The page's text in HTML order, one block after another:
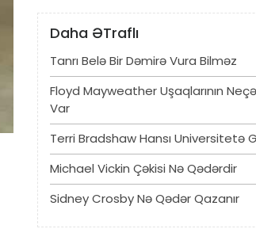
Daha ƏTraflı
Tanrı Belə Bir Dəmirə Vura Bilməz
Floyd Mayweather Uşaqlarının Neçə
Var
Terri Bradshaw Hansı Universitetə
Michael Vickin Çəkisi Nə Qədərdir
Sidney Crosby Nə Qədər Qazanır